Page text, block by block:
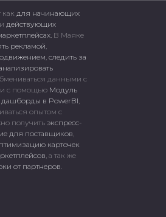
для начинающих
действующих
В Маяке
рекламой,
, следить за
данными с
c помощью Модуль
дашборды в PowerBI,
опытом с
получить экспресс-
для поставщиков,
карточек
, а так же
от партнеров.